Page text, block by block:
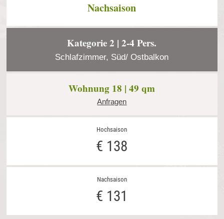
Nachsaison
Kategorie 2 | 2-4 Pers.
Schlafzimmer, Süd/ Ostbalkon
Wohnung 18 | 49 qm
Anfragen
€ 138
€ 131